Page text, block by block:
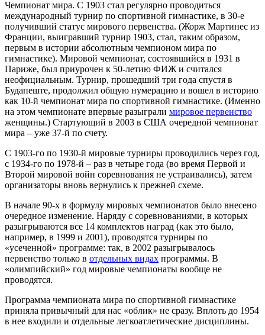
Чемпионат мира. С 1903 стал регулярно проводиться
международный турнир по спортивной гимнастике, в 30-е
получивший статус мирового первенства. (Жорж Мартинес из
Франции, выигравший турнир 1903, стал, таким образом,
первым в истории абсолютным чемпионом мира по
гимнастике). Мировой чемпионат, состоявшийся в 1931 в
Париже, был приурочен к 50-летию ФИЖ и считался
неофициальным. Турнир, прошедший три года спустя в
Будапеште, продолжил общую нумерацию и вошел в историю
как 10-й чемпионат мира по спортивной гимнастике. (Именно
на этом чемпионате впервые разыграли мировое первенство
женщины.) Стартующий в 2003 в США очередной чемпионат
мира – уже 37-й по счету.
С 1903-го по 1930-й мировые турниры проводились через год,
с 1934-го по 1978-й – раз в четыре года (во время Первой и
Второй мировой войн соревнования не устраивались), затем
организаторы вновь вернулись к прежней схеме.
В начале 90-х в формулу мировых чемпионатов было внесено
очередное изменение. Наряду с соревнованиями, в которых
разыгрываются все 14 комплектов наград (как это было,
например, в 1999 и 2001), проводятся турниры по
«усеченной» программе: так, в 2002 разыгрывалось
первенство только в отдельных видах программы. В
«олимпийский» год мировые чемпионаты вообще не
проводятся.
Программа чемпионата мира по спортивной гимнастике
приняла привычный для нас «облик» не сразу. Вплоть до 1954
в нее входили и отдельные легкоатлетические дисциплины.